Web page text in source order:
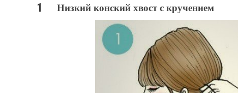
Низкий конский хвост с кручением